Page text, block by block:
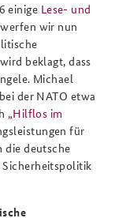
einige Lese- und
wir nun
beklagt, dass
Michael
der NATO etwa
„Hilflos im
für
die deutsche